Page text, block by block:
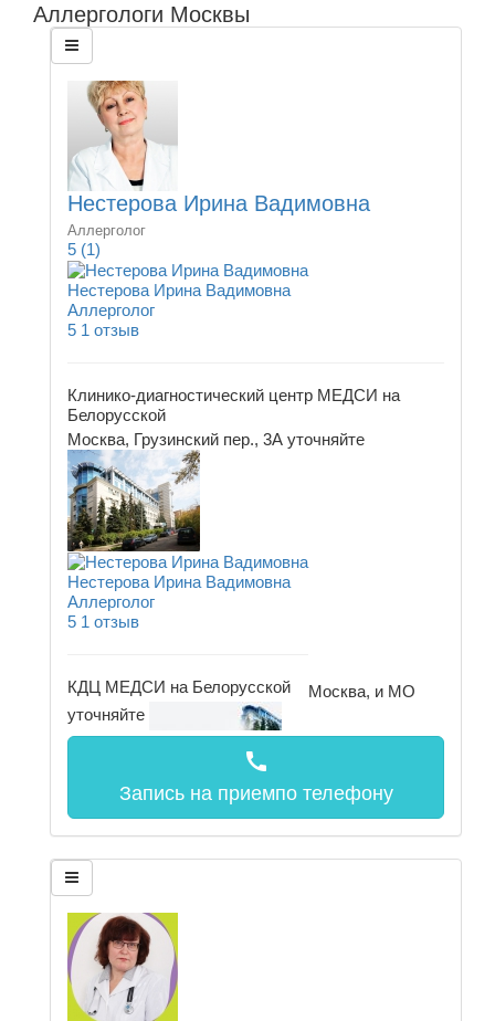
Аллергологи Москвы
Нестерова Ирина Вадимовна
Аллерголог
5 (1)
Нестерова Ирина Вадимовна
Аллерголог
5 1 отзыв
Клинико-диагностический центр МЕДСИ на
Белорусской
Москва, Грузинский пер., 3А уточняйте
Нестерова Ирина Вадимовна
Аллерголог
5 1 отзыв
КДЦ МЕДСИ на Белорусской
Москва, и МО
уточняйте
call
Запись на приемпо телефону